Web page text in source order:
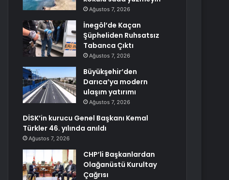
Ağustos 7, 2026
İnegöl’de Kaçan
Şüpheliden Ruhsatsız
Tabanca Çıktı
Ağustos 7, 2026
Büyükşehir’den
Darıca’ya modern
ulaşım yatırımı
Ağustos 7, 2026
DİSK’in kurucu Genel Başkanı Kemal
Türkler 46. yılında anıldı
Ağustos 7, 2026
CHP’li Başkanlardan
Olağanüstü Kurultay
Çağrısı